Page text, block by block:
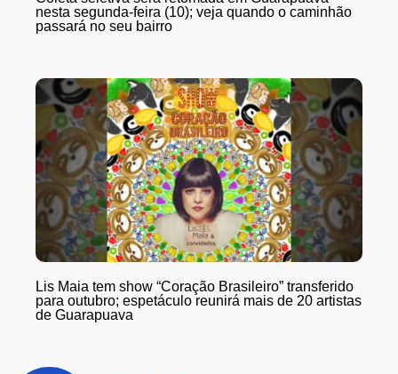
nesta segunda-feira (10); veja quando o caminhão
passará no seu bairro
Lis Maia tem show “Coração Brasileiro” transferido
para outubro; espetáculo reunirá mais de 20 artistas
de Guarapuava